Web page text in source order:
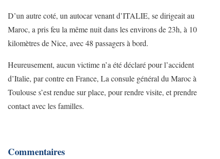
D’un autre coté, un autocar venant d’ITALIE, se dirigeait au
Maroc, a pris feu la même nuit dans les environs de 23h, à 10
kilomètres de Nice, avec 48 passagers à bord.
Heureusement, aucun victime n’a été déclaré pour l’accident
d’Italie, par contre en France, La consule général du Maroc à
Toulouse s’est rendue sur place, pour rendre visite, et prendre
contact avec les familles.
Commentaires